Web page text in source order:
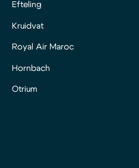
Efteling
Kruidvat
Royal Air Maroc
Hornbach
Otrium